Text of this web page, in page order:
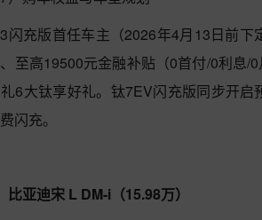
闪充版首任车主（2026年4月13日前
至高19500元金融补贴（0首付/0利息/
6大钛享好礼。钛7EV闪充版同步开
闪充。
比亚迪宋 L DM-i（15.98万）